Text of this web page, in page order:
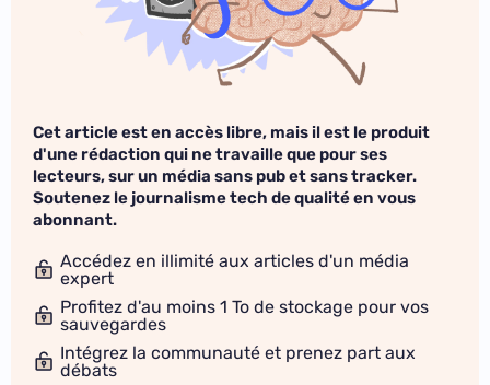
Cet article est en accès libre, mais il est le produit
d'une rédaction qui ne travaille que pour ses
lecteurs, sur un média sans pub et sans tracker.
Soutenez le journalisme tech de qualité en vous
abonnant.
Accédez en illimité aux articles d'un média
expert
Profitez d'au moins 1 To de stockage pour vos
sauvegardes
Intégrez la communauté et prenez part aux
débats